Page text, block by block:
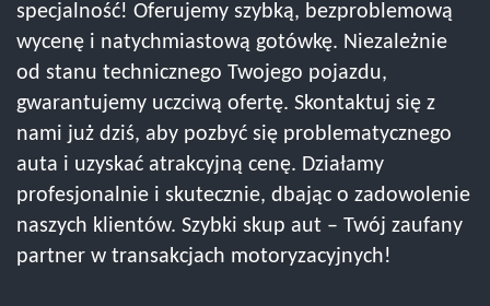
specjalność! Oferujemy szybką, bezproblemową
wycenę i natychmiastową gotówkę. Niezależnie
od stanu technicznego Twojego pojazdu,
gwarantujemy uczciwą ofertę. Skontaktuj się z
nami już dziś, aby pozbyć się problematycznego
auta i uzyskać atrakcyjną cenę. Działamy
profesjonalnie i skutecznie, dbając o zadowolenie
naszych klientów. Szybki skup aut – Twój zaufany
partner w transakcjach motoryzacyjnych!